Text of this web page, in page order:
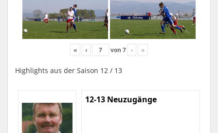
« ‹ von 7 › »
Highlights aus der Saison 12 / 13
12-13 Neuzugänge